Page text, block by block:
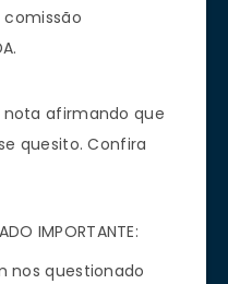
afirmando que
quesito. Confira
IMPORTANTE:
nos questionado